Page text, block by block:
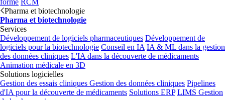
forme RCM
Pharma et biotechnologie
Pharma et biotechnologie
Services
Développement de logiciels pharmaceutiques Développement de
logiciels pour la biotechnologie Conseil en IA IA & ML dans la gestion
des données cliniques L'IA dans la découverte de médicaments
Animation médicale en 3D
Solutions logicielles
Gestion des essais cliniques Gestion des données cliniques Pipelines
d'IA pour la découverte de médicaments Solutions ERP LIMS Gestion